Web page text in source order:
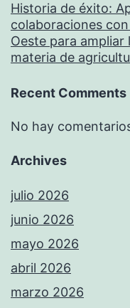
Historia de éxito:
colaboraciones
Oeste para ampliar
materia de
Recent Comments
No hay
Archives
julio 2026
junio 2026
mayo 2026
abril 2026
marzo 2026